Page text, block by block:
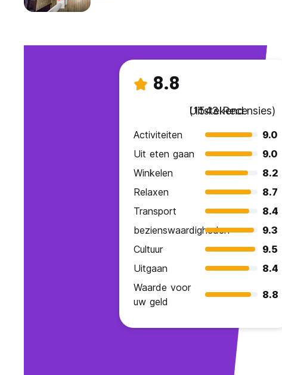
8.8
Uitstekend
(1543 Recensies)
Activiteiten
9.0
Uit eten gaan
9.0
Winkelen
8.2
Relaxen
8.7
Transport
8.4
bezienswaardigheden
9.3
Cultuur
9.5
Uitgaan
8.4
Waarde voor
uw geld
8.8